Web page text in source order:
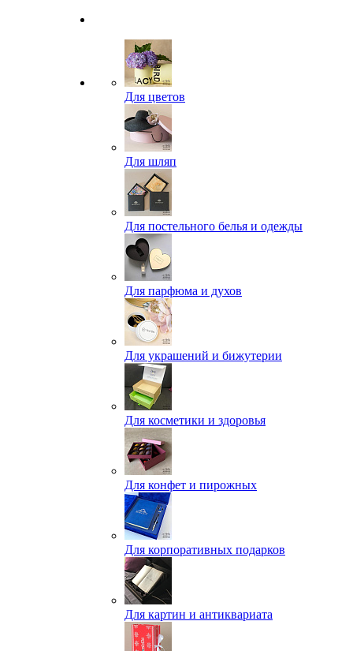
Для цветов
Для шляп
Для постельного белья и одежды
Для парфюма и духов
Для украшений и бижутерии
Для косметики и здоровья
Для конфет и пирожных
Для корпоративных подарков
Для картин и антиквариата